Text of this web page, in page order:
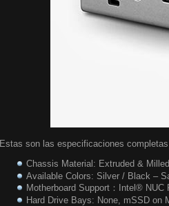
Estas son las especificaciones
Chassis Material: Extruded &
Available Colors: Silver / Black –
Motherboard Support：Intel® NUC
Hard Drive Bays: None, mSSD on